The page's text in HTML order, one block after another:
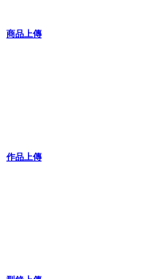
商品上傳
作品上傳